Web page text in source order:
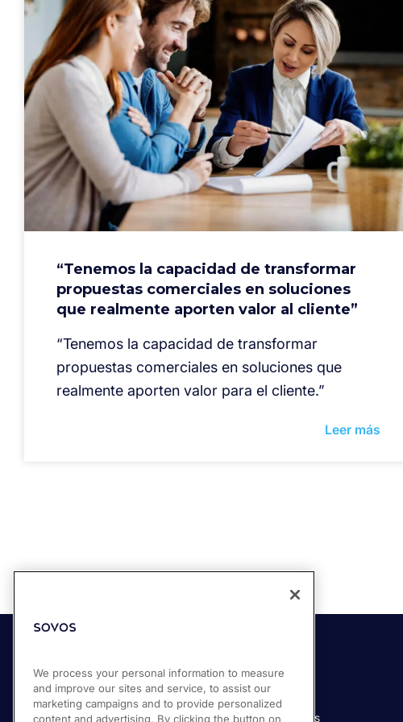
“Tenemos la capacidad de transformar
propuestas comerciales en soluciones
que realmente aporten valor al cliente”
“Tenemos la capacidad de transformar
propuestas comerciales en soluciones que
realmente aporten valor para el cliente.”
Leer más
Soluciones
Compliance Cloud
Productos
Industrias
Manufactura
Servicios financieros
We process your personal information to measure
and improve our sites and service, to assist our
marketing campaigns and to provide personalized
content and advertising. By clicking the button on